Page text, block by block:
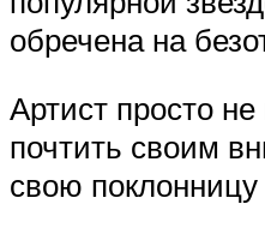
обречена на
Артист просто
почтить своим
свою поклонницу